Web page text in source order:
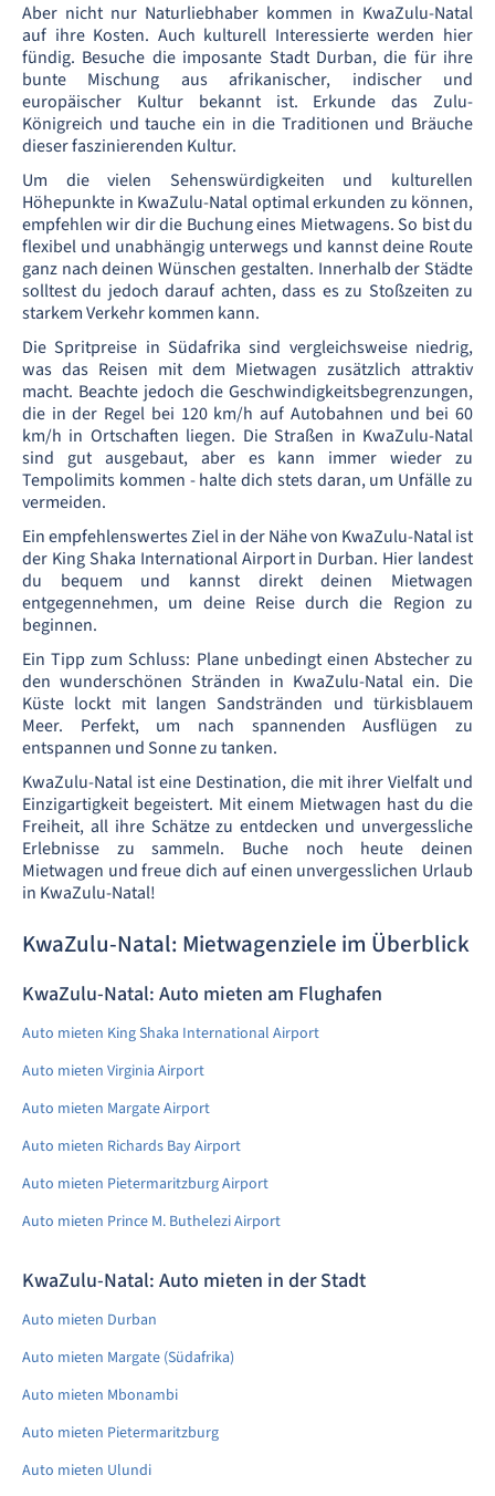
Aber nicht nur Naturliebhaber kommen in KwaZulu-Natal
auf ihre Kosten. Auch kulturell Interessierte werden hier
fündig. Besuche die imposante Stadt Durban, die für ihre
bunte Mischung aus afrikanischer, indischer und
europäischer Kultur bekannt ist. Erkunde das Zulu-
Königreich und tauche ein in die Traditionen und Bräuche
dieser faszinierenden Kultur.
Um die vielen Sehenswürdigkeiten und kulturellen
Höhepunkte in KwaZulu-Natal optimal erkunden zu können,
empfehlen wir dir die Buchung eines Mietwagens. So bist du
flexibel und unabhängig unterwegs und kannst deine Route
ganz nach deinen Wünschen gestalten. Innerhalb der Städte
solltest du jedoch darauf achten, dass es zu Stoßzeiten zu
starkem Verkehr kommen kann.
Die Spritpreise in Südafrika sind vergleichsweise niedrig,
was das Reisen mit dem Mietwagen zusätzlich attraktiv
macht. Beachte jedoch die Geschwindigkeitsbegrenzungen,
die in der Regel bei 120 km/h auf Autobahnen und bei 60
km/h in Ortschaften liegen. Die Straßen in KwaZulu-Natal
sind gut ausgebaut, aber es kann immer wieder zu
Tempolimits kommen - halte dich stets daran, um Unfälle zu
vermeiden.
Ein empfehlenswertes Ziel in der Nähe von KwaZulu-Natal ist
der King Shaka International Airport in Durban. Hier landest
du bequem und kannst direkt deinen Mietwagen
entgegennehmen, um deine Reise durch die Region zu
beginnen.
Ein Tipp zum Schluss: Plane unbedingt einen Abstecher zu
den wunderschönen Stränden in KwaZulu-Natal ein. Die
Küste lockt mit langen Sandstränden und türkisblauem
Meer. Perfekt, um nach spannenden Ausflügen zu
entspannen und Sonne zu tanken.
KwaZulu-Natal ist eine Destination, die mit ihrer Vielfalt und
Einzigartigkeit begeistert. Mit einem Mietwagen hast du die
Freiheit, all ihre Schätze zu entdecken und unvergessliche
Erlebnisse zu sammeln. Buche noch heute deinen
Mietwagen und freue dich auf einen unvergesslichen Urlaub
in KwaZulu-Natal!
KwaZulu-Natal: Mietwagenziele im Überblick
KwaZulu-Natal: Auto mieten am Flughafen
Auto mieten King Shaka International Airport
Auto mieten Virginia Airport
Auto mieten Margate Airport
Auto mieten Richards Bay Airport
Auto mieten Pietermaritzburg Airport
Auto mieten Prince M. Buthelezi Airport
KwaZulu-Natal: Auto mieten in der Stadt
Auto mieten Durban
Auto mieten Margate (Südafrika)
Auto mieten Mbonambi
Auto mieten Pietermaritzburg
Auto mieten Ulundi